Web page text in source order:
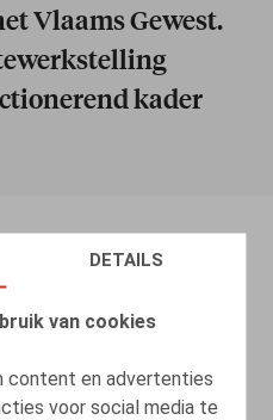
DETAILS
van cookies
content en advertenties
voor social media te
Vlaams Gewest.
kader
– 289